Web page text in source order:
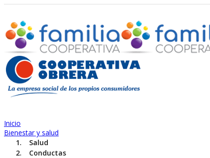
Inicio
Bienestar y salud
Salud
Conductas